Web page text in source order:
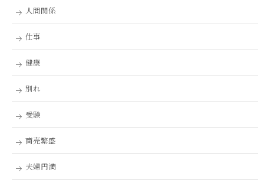
人間関係
仕事
健康
別れ
受験
商売繁盛
夫婦円満